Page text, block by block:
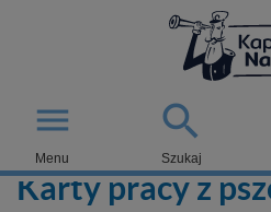

Szukaj
menu
Menu
Karty pracy z